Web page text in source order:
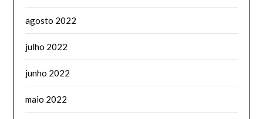
agosto 2022
julho 2022
junho 2022
maio 2022